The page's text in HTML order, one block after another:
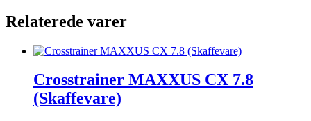
Relaterede varer
Crosstrainer MAXXUS CX 7.8
(Skaffevare)